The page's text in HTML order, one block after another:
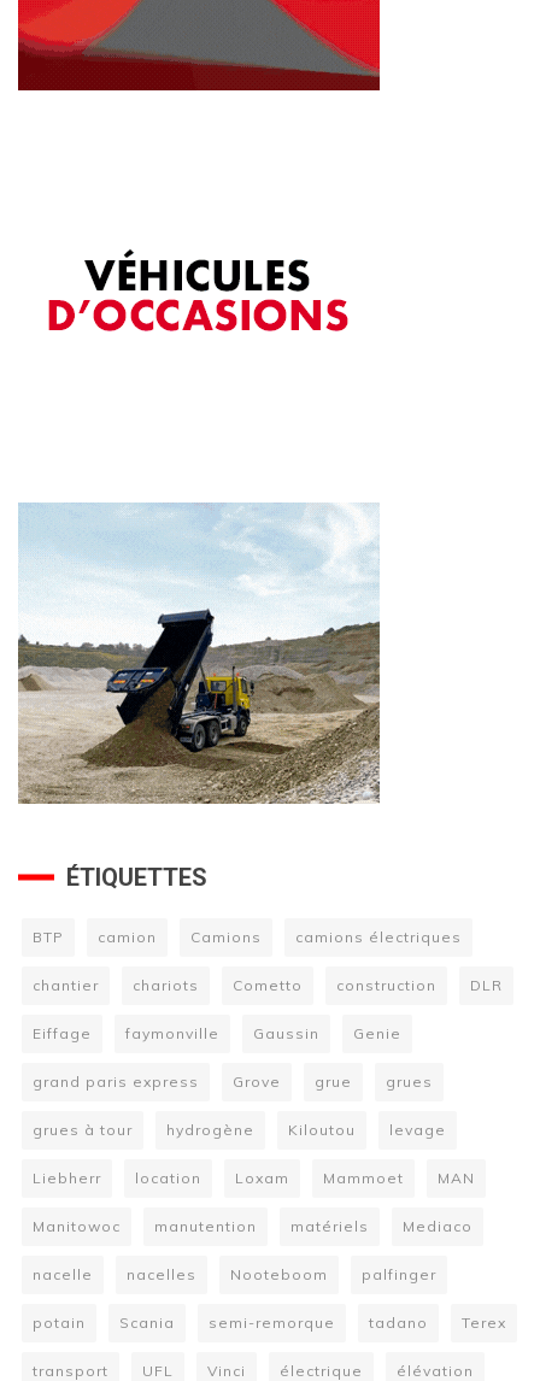
ÉTIQUETTES
BTP camion Camions camions électriques
chantier chariots Cometto construction DLR
Eiffage faymonville Gaussin Genie
grand paris express Grove grue grues
grues à tour hydrogène Kiloutou levage
Liebherr location Loxam Mammoet MAN
Manitowoc manutention matériels Mediaco
nacelle nacelles Nooteboom palfinger
potain Scania semi-remorque tadano Terex
transport UFL Vinci électrique élévation